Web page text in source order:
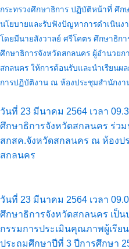
กระทรวงศึกษาธิการ ปฏิบัติหน้าที่ ศึก
นโยบายและรับฟังปัญหาการดำเนินง
โดยมีนายสังวาลย์ ศรีโคตร ศึกษาธิก
ศึกษาธิการจังหวัดสกลนคร ผู้อำนวย
สกลนคร ให้การต้อนรับและนำเรียน
การปฏิบัติงาน ณ ห้องประชุมสำนักงา
วันที่ 23 มีนาคม 2564 เวลา
ศึกษาธิการจังหวัดสกลนคร ร่ว
สกสค.จังหวัดสกลนคร ณ ห้องป
สกลนคร
วันที่ 23 มีนาคม 2564 เวลา
ศึกษาธิการจังหวัดสกลนคร เป็
กรรมการประเมินคุณภาพผู้เรีย
ประถมศึกษาปีที่ 3 ปีการศึกษา